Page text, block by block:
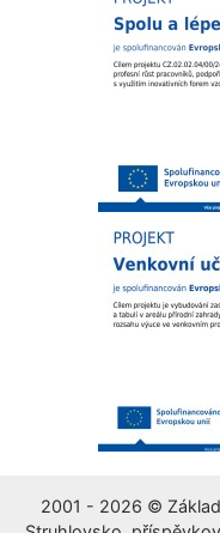
2001 - 2026 ©